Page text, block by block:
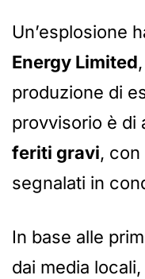
Un’esplosione
Energy Limited
produzione di
provvisorio è di
feriti gravi,
segnalati in
In base alle
dai media